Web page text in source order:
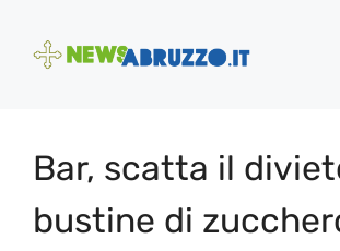
Bar, scatta il
bustine di